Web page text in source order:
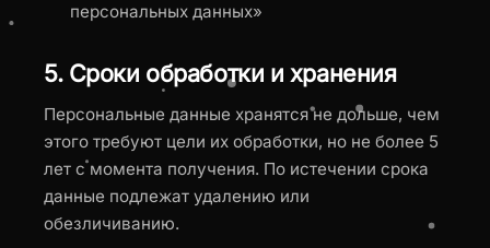
персональных данных»
5. Сроки обработки и хранения
Персональные данные хранятся не дольше, чем
этого требуют цели их обработки, но не более 5
лет с момента получения. По истечении срока
данные подлежат удалению или
обезличиванию.